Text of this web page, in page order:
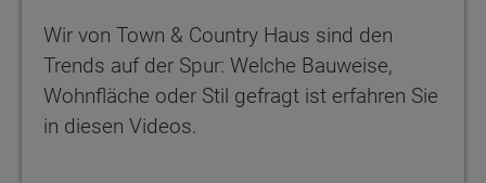
Wir von Town & Country Haus sind den
Trends auf der Spur: Welche Bauweise,
Wohnfläche oder Stil gefragt ist erfahren Sie
in diesen Videos.